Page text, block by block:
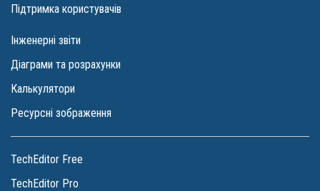
Підтримка користувачів
Інженерні звіти
Діаграми та розрахунки
Калькулятори
Ресурсні зображення
TechEditor Free
TechEditor Pro